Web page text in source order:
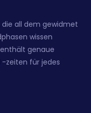
die all dem gewidmet
wissen
genaue
zeiten für jedes